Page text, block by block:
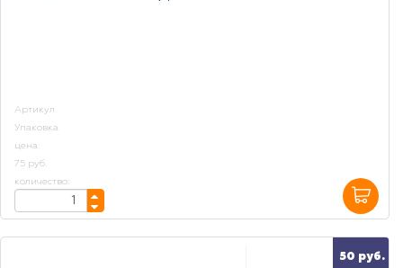
Артикул
Упаковка
цена:
75 руб.
количество:
50 руб.